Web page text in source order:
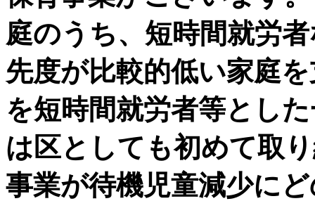
庭のうち、短時間就労
先度が比較的低い家庭
を短時間就労者等とし
は区としても初めて取
事業が待機児童減少に